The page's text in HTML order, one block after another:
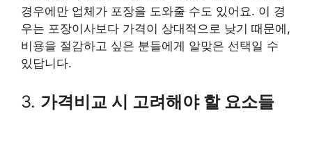
경우에만 업체가 포장을 도와줄 수도 있어요. 이 경
우는 포장이사보다 가격이 상대적으로 낮기 때문에,
비용을 절감하고 싶은 분들에게 알맞은 선택일 수
있답니다.
3. 가격비교 시 고려해야 할 요소들